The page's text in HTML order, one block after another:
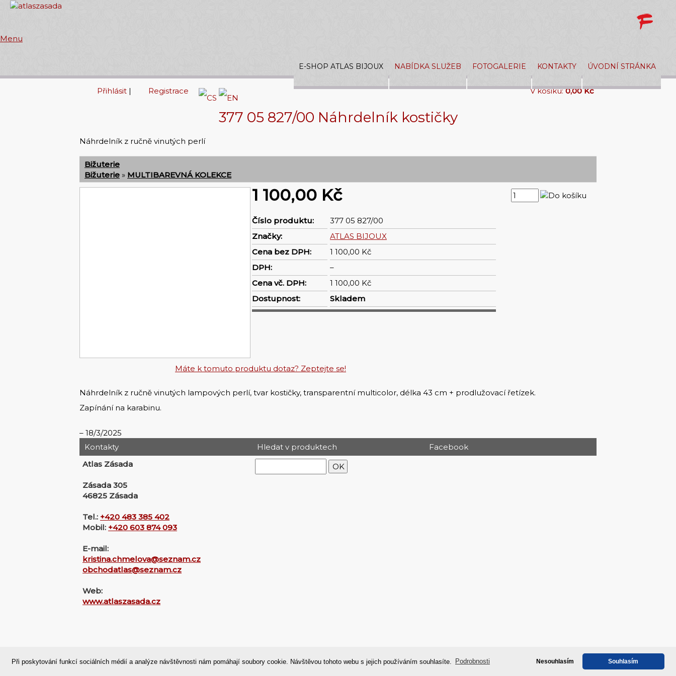
Při poskytování funkcí sociálních médií a analýze návštěvnosti nám pomáhají soubory cookie. Návštěvou tohoto webu s jejich používáním souhlasíte. Podrobnosti Nesouhlasím Souhlasím
Menu
E-SHOP ATLAS BIJOUX NABÍDKA SLUŽEB FOTOGALERIE KONTAKTY ÚVODNÍ STRÁNKA
Přihlásit | Registrace V košíku: 0,00 Kč
377 05 827/00 Náhrdelník kostičky
Náhrdelník z ručně vinutých perlí
Bižuterie
Bižuterie » MULTIBAREVNÁ KOLEKCE
1 100,00 Kč
Číslo produktu:
377 05 827/00
Značky:
ATLAS BIJOUX
Cena bez DPH:
1 100,00 Kč
DPH:
–
Cena vč. DPH:
1 100,00 Kč
Dostupnost:
Skladem
Máte k tomuto produktu dotaz? Zeptejte se!
Náhrdelník z ručně vinutých lampových perlí, tvar kostičky, transparentní multicolor, délka 43 cm + prodlužovací řetízek.
Zapínání na karabinu.
18/3/2025
Kontakty
Atlas Zásada
Zásada 305
46825 Zásada
Tel.: +420 483 385 402
Mobil: +420 603 874 093
E-mail:
kristina.chmelova@seznam.cz
obchodatlas@seznam.cz
Web:
www.atlaszasada.cz
Hledat v produktech Facebook